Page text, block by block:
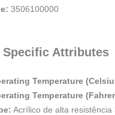
3506100000
Specific Attributes
Temperature
Temperature
Acrílico de alta resistência